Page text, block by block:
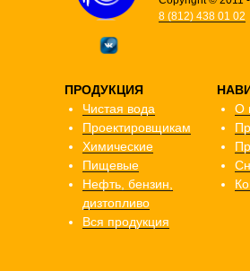
О
ПРОДУКЦИЯ
Чистая вода
Проектировщикам
Химические
Пищевые
Нефть, бензин,
дизтопливо
Вся продукция
8 (812) 438 01 02